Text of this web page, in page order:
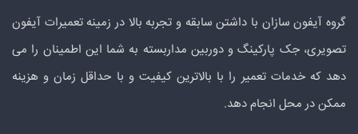
گروه آیفون سازان با داشتن سابقه و تجربه بالا در زمینه تعمیرات آیفون
تصویری، جک پارکینگ و دوربین مداربسته به شما این اطمینان را می
دهد که خدمات تعمیر را با بالاترین کیفیت و با حداقل زمان و هزینه
ممکن در محل انجام دهد.